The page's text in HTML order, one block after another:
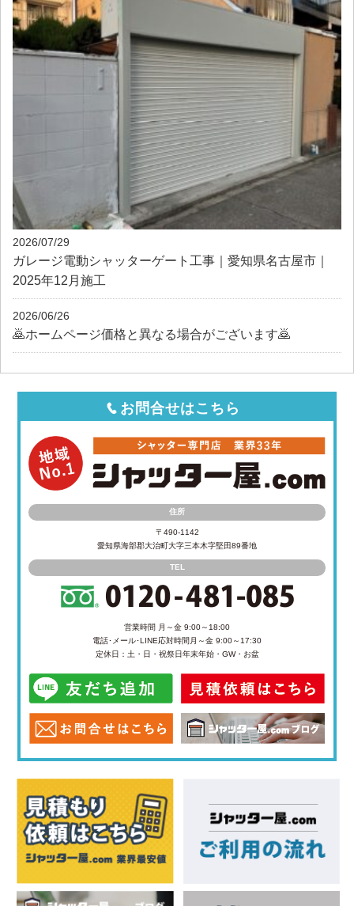
2026/07/29
ガレージ電動シャッターゲート工事｜愛知県名古屋市｜
2025年12月施工
2026/06/26
🙇ホームページ価格と異なる場合がございます🙇
お問合せはこちら
住所
〒490-1142
愛知県海部郡大治町大字三本木字堅田89番地
TEL
営業時間 月～金 9:00～18:00
電話･メール･LINE応対時間 月～金 9:00～17:30
定休日：土・日・祝祭日年末年始・GW・お盆